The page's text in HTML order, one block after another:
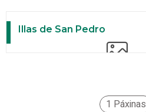
Illas de San Pedro
1 Páxinas